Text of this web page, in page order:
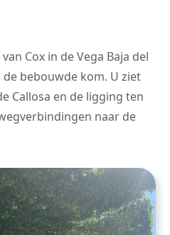
Cox in de Vega Baja del
bebouwde kom. U ziet
Callosa en de ligging ten
naar de